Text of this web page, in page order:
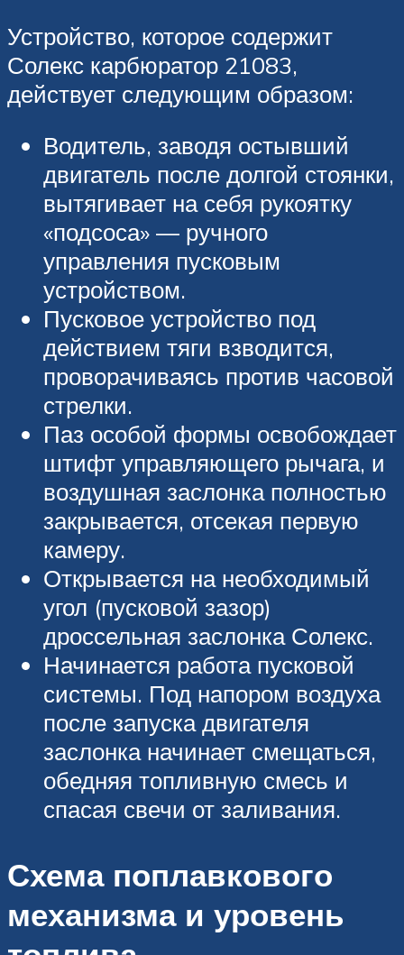
Устройство, которое содержит
Солекс карбюратор 21083,
действует следующим образом:
Водитель, заводя остывший
двигатель после долгой стоянки,
вытягивает на себя рукоятку
«подсоса» — ручного
управления пусковым
устройством.
Пусковое устройство под
действием тяги взводится,
проворачиваясь против часовой
стрелки.
Паз особой формы освобождает
штифт управляющего рычага, и
воздушная заслонка полностью
закрывается, отсекая первую
камеру.
Открывается на необходимый
угол (пусковой зазор)
дроссельная заслонка Солекс.
Начинается работа пусковой
системы. Под напором воздуха
после запуска двигателя
заслонка начинает смещаться,
обедняя топливную смесь и
спасая свечи от заливания.
Схема поплавкового
механизма и уровень